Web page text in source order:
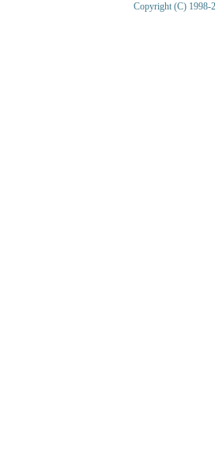
Copyright (C) 1998-